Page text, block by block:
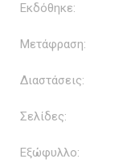
Εκδόθηκε:
Μετάφραση:
Διαστάσεις:
Σελίδες:
Εξώφυλλο: